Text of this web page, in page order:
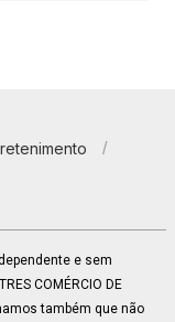
e sem
COMÉRCIO DE
também que não